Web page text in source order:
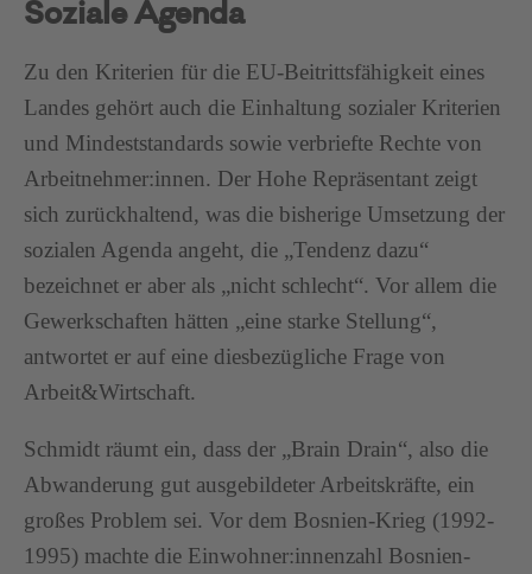
Soziale Agenda
Zu den Kriterien für die EU-Beitrittsfähigkeit eines
Landes gehört auch die Einhaltung sozialer Kriterien
und Mindeststandards sowie verbriefte Rechte von
Arbeitnehmer:innen. Der Hohe Repräsentant zeigt
sich zurückhaltend, was die bisherige Umsetzung der
sozialen Agenda angeht, die „Tendenz dazu“
bezeichnet er aber als „nicht schlecht“. Vor allem die
Gewerkschaften hätten „eine starke Stellung“,
antwortet er auf eine diesbezügliche Frage von
Arbeit&Wirtschaft.
Schmidt räumt ein, dass der „Brain Drain“, also die
Abwanderung gut ausgebildeter Arbeitskräfte, ein
großes Problem sei. Vor dem Bosnien-Krieg (1992-
1995) machte die Einwohner:innenzahl Bosnien-